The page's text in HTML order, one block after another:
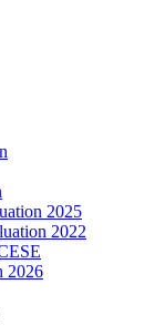
2025
2022
2026